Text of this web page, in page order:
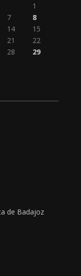
1
7
8
14
15
21
22
28
29
de Badajoz